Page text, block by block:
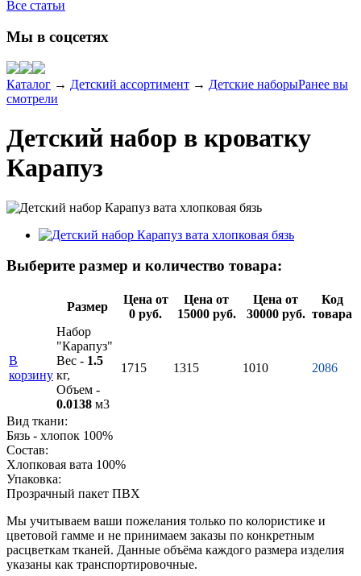
Все статьи
Мы в соцсетях
Каталог → Детский ассортимент → Детские наборыРанее вы
смотрели
Детский набор в кроватку
Карапуз
Выберите размер и количество товара:
Размер
Цена от
0 руб.
Цена от
15000 руб.
Цена от
30000 руб.
Код
товара
В
корзину
Набор
"Карапуз"
Вес - 1.5
кг,
Объем -
0.0138 м3
1715 1315 1010 2086
Вид ткани:
Бязь - хлопок 100%
Состав:
Хлопковая вата 100%
Упаковка:
Прозрачный пакет ПВХ
Мы учитываем ваши пожелания только по колористике и
цветовой гамме и не принимаем заказы по конкретным
расцветкам тканей. Данные объёма каждого размера изделия
указаны как транспортировочные.